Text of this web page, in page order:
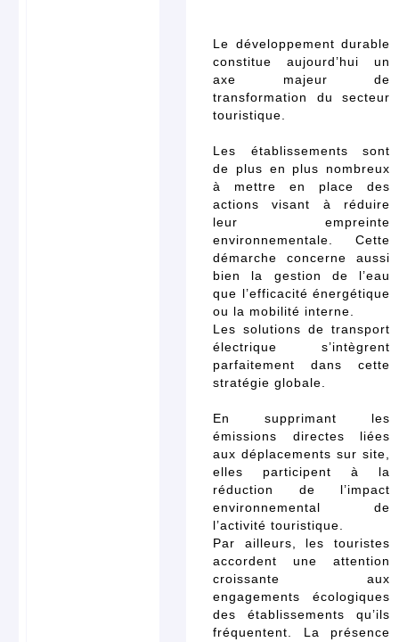
Le développement durable
constitue aujourd’hui un
axe majeur de
transformation du secteur
touristique.
Les établissements sont
de plus en plus nombreux
à mettre en place des
actions visant à réduire
leur empreinte
environnementale. Cette
démarche concerne aussi
bien la gestion de l’eau
que l’efficacité énergétique
ou la mobilité interne.
Les solutions de transport
électrique s’intègrent
parfaitement dans cette
stratégie globale.
En supprimant les
émissions directes liées
aux déplacements sur site,
elles participent à la
réduction de l’impact
environnemental de
l’activité touristique.
Par ailleurs, les touristes
accordent une attention
croissante aux
engagements écologiques
des établissements qu’ils
fréquentent. La présence